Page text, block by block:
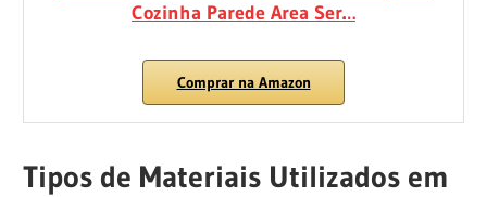
Cozinha Parede Area Ser…
Comprar na Amazon
Tipos de Materiais Utilizados em